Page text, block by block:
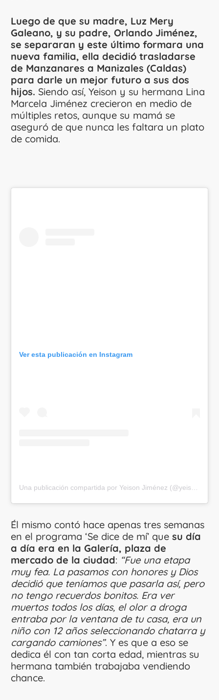
Luego de que su madre, Luz Mery
Galeano, y su padre, Orlando Jiménez,
se separaran y este último formara una
nueva familia, ella decidió trasladarse
de Manzanares a Manizales (Caldas)
para darle un mejor futuro a sus dos
hijos.Siendo así, Yeison y su hermana Lina
Marcela Jiménez crecieron en medio de
múltiples retos, aunque su mamá se
aseguró de que nunca les faltara un plato
de comida.
Ver esta publicación en Instagram
Él mismo contó hace apenas tres semanas
en el programa ‘Se dice de mí’ quesu día
a día era en la Galería, plaza de
mercado de la ciudad: “Fue una etapa
muy fea. La pasamos con honores y Dios
decidió que teníamos que pasarla así, pero
no tengo recuerdos bonitos. Era ver
muertos todos los días, el olor a droga
entraba por la ventana de tu casa, era un
niño con 12 años seleccionando chatarra y
cargando camiones”. Y es que a eso se
dedica él con tan corta edad, mientras su
hermana también trabajaba vendiendo
chance.